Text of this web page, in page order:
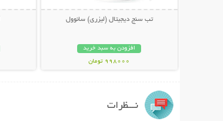
تب سنج دیجیتال (لیزری) سانوول
افزودن به سبد خرید
998000 تومان
نـــظرات